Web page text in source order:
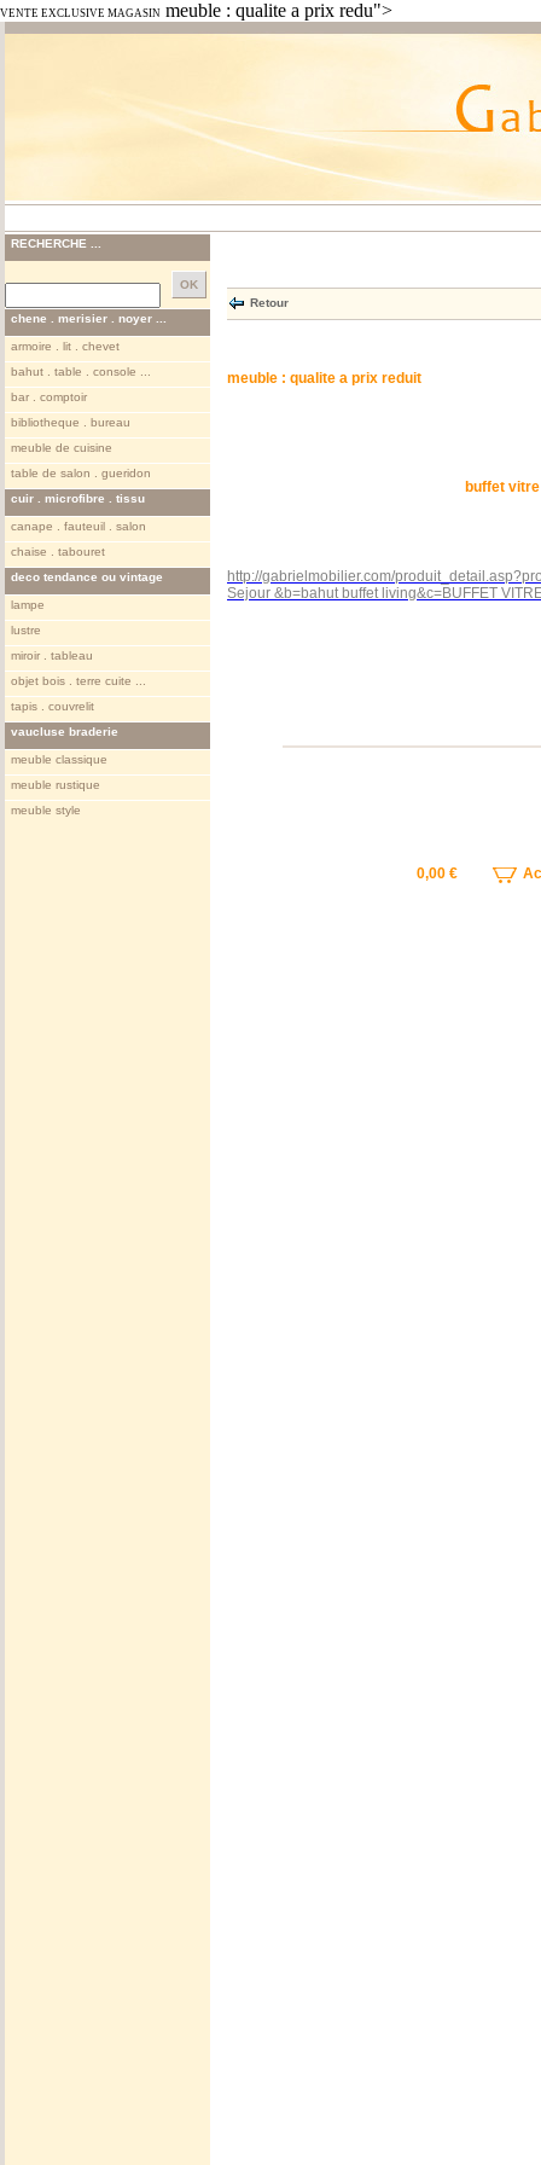
VENTE EXCLUSIVE MAGASIN meuble : qualite a prix redu">
RECHERCHE ...
chene . merisier . noyer ...
armoire . lit . chevet
bahut . table . console ...
bar . comptoir
bibliotheque . bureau
meuble de cuisine
table de salon . gueridon
cuir . microfibre . tissu
canape . fauteuil . salon
chaise . tabouret
deco tendance ou vintage
lampe
lustre
miroir . tableau
objet bois . terre cuite ...
tapis . couvrelit
vaucluse braderie
meuble classique
meuble rustique
meuble style
Retour
meuble : qualite a prix reduit
buffet vitre
http://gabrielmobilier.com/
Sejour &b=bahut buffet living&c=BUFFET
0,00 €